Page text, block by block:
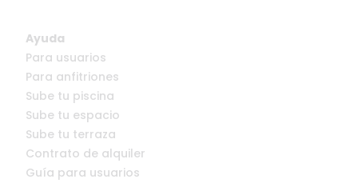
Ayuda
Para usuarios
Para anfitriones
Sube tu piscina
Sube tu espacio
Sube tu terraza
Contrato de alquiler
Guía para usuarios